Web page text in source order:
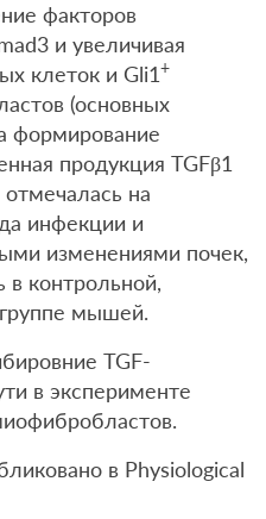
факторов
и увеличивая
клеток и Gli1+
(основных
формирование
продукция TGFβ1
отмечалась на
инфекции и
изменениями почек,
контрольной,
мышей.
TGF-
в эксперименте
в Physiological